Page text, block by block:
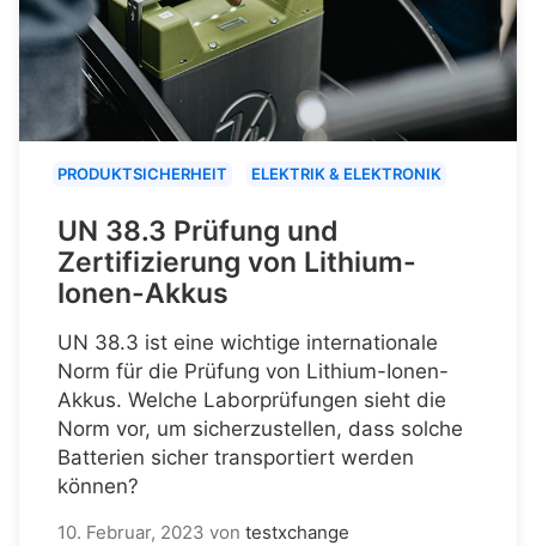
PRODUKTSICHERHEIT ELEKTRIK & ELEKTRONIK
UN 38.3 Prüfung und
Zertifizierung von Lithium-
Ionen-Akkus
UN 38.3 ist eine wichtige internationale
Norm für die Prüfung von Lithium-Ionen-
Akkus. Welche Laborprüfungen sieht die
Norm vor, um sicherzustellen, dass solche
Batterien sicher transportiert werden
können?
10. Februar, 2023 von testxchange